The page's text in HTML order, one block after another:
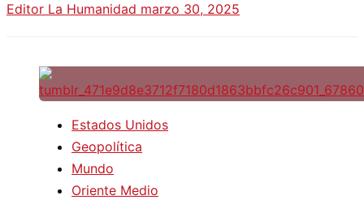
Editor La Humanidad marzo 30, 2025
Estados Unidos
Geopolítica
Mundo
Oriente Medio